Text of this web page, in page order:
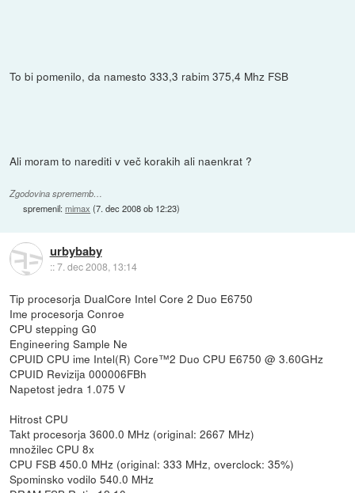
To bi pomenilo, da namesto 333,3 rabim 375,4 Mhz FSB
Ali moram to narediti v več korakih ali naenkrat ?
Zgodovina sprememb…
spremenil:mimax (7. dec 2008 ob 12:23)
urbybaby
::7. dec 2008, 13:14
Tip procesorja DualCore Intel Core 2 Duo E6750
Ime procesorja Conroe
CPU stepping G0
Engineering Sample Ne
CPUID CPU ime Intel(R) Core™2 Duo CPU E6750 @ 3.60GHz
CPUID Revizija 000006FBh
Napetost jedra 1.075 V
Hitrost CPU
Takt procesorja 3600.0 MHz (original: 2667 MHz)
množilec CPU 8x
CPU FSB 450.0 MHz (original: 333 MHz, overclock: 35%)
Spominsko vodilo 540.0 MHz